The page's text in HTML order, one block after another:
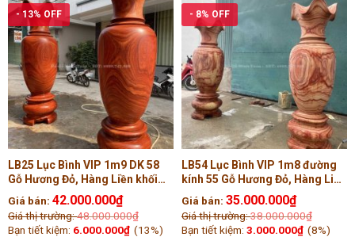
- 13% OFF
LB25 Lục Bình VIP 1m9 DK 58
Gỗ Hương Đỏ, Hàng Liền khối
Tiện Tay ( Anh Báo , Quảng Ninh
)
Giá bán: 42.000.000₫
Giá thị trường:48.000.000₫
Bạn tiết kiệm: 6.000.000₫ (13%)
- 8% OFF
LB54 Lục Bình VIP 1m8 đường
kính 55 Gỗ Hương Đỏ, Hàng Liền
khối Tiện Tay ( bác Tiến, Sài
Gòn )
Giá bán: 35.000.000₫
Giá thị trường:38.000.000₫
Bạn tiết kiệm: 3.000.000₫ (8%)